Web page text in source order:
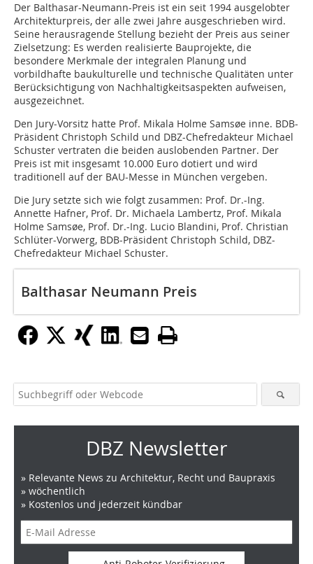
Der Balthasar-Neumann-Preis ist ein seit 1994 ausgelobter
Architekturpreis, der alle zwei Jahre ausgeschrieben wird.
Seine herausragende Stellung bezieht der Preis aus seiner
Zielsetzung: Es werden realisierte Bauprojekte, die
besondere Merkmale der integralen Planung und
vorbildhafte baukulturelle und technische Qualitäten unter
Berücksichtigung von Nachhaltigkeitsaspekten aufweisen,
ausgezeichnet.
Den Jury-Vorsitz hatte Prof. Mikala Holme Samsøe inne. BDB-
Präsident Christoph Schild und DBZ-Chefredakteur Michael
Schuster vertraten die beiden auslobenden Partner. Der
Preis ist mit insgesamt 10.000 Euro dotiert und wird
traditionell auf der BAU-Messe in München vergeben.
Die Jury setzte sich wie folgt zusammen: Prof. Dr.-Ing.
Annette Hafner, Prof. Dr. Michaela Lambertz, Prof. Mikala
Holme Samsøe, Prof. Dr.-Ing. Lucio Blandini, Prof. Christian
Schlüter-Vorwerg, BDB-Präsident Christoph Schild, DBZ-
Chefredakteur Michael Schuster.
Balthasar Neumann Preis
DBZ Newsletter
» Relevante News zu Architektur, Recht und Baupraxis
» wöchentlich
» Kostenlos und jederzeit kündbar